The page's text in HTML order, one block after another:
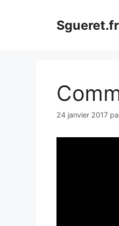
Sgueret.fr
24 janvier 2017